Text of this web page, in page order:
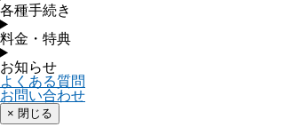
各種手続き
料金・特典
お知らせ
よくある質問
お問い合わせ
× 閉じる